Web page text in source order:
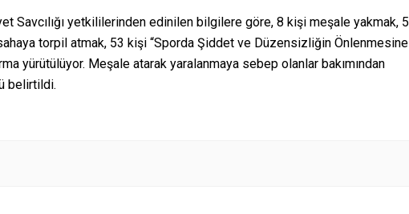
Savcılığı yetkililerinden edinilen bilgilere göre, 8 kişi meşale yakmak, 5
torpil atmak, 53 kişi “Sporda Şiddet ve Düzensizliğin Önlenmesine
yürütülüyor. Meşale atarak yaralanmaya sebep olanlar bakımından
belirtildi.